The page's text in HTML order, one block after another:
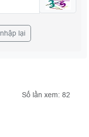
nhập lại
Số lần xem: 82